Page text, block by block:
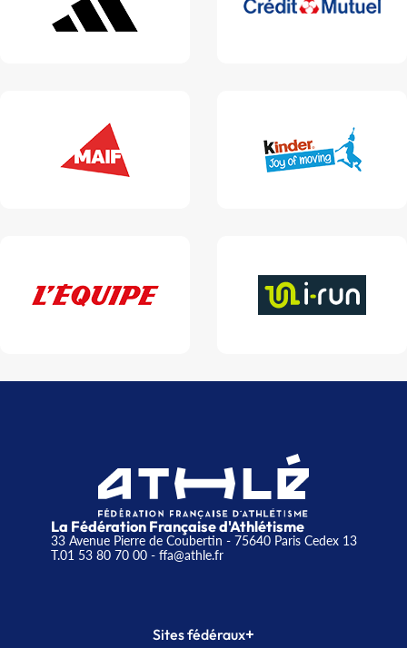
La Fédération Française d'Athlétisme
33 Avenue Pierre de Coubertin - 75640 Paris Cedex 13
T.01 53 80 70 00- ffa@athle.fr
Sites fédéraux+